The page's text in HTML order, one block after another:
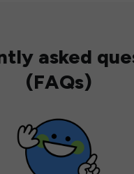
asked
(FAQs)